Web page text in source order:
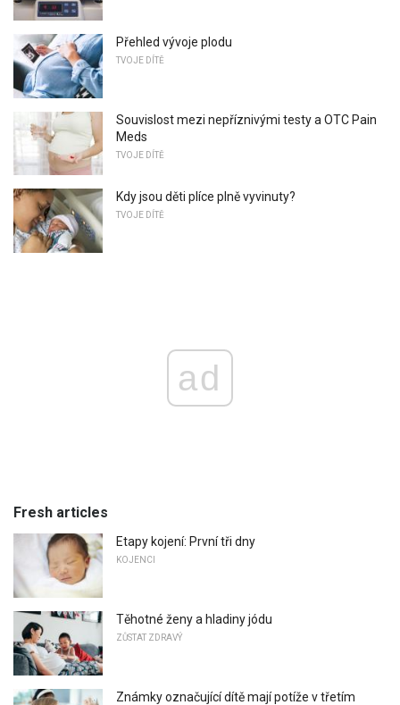
Přehled vývoje plodu
TVOJE DÍTĚ
Souvislost mezi nepříznivými testy a OTC Pain
Meds
TVOJE DÍTĚ
Kdy jsou děti plíce plně vyvinuty?
TVOJE DÍTĚ
ad
Fresh articles
Etapy kojení: První tři dny
KOJENCI
Těhotné ženy a hladiny jódu
ZŮSTAT ZDRAVÝ
Známky označující dítě mají potíže v třetím